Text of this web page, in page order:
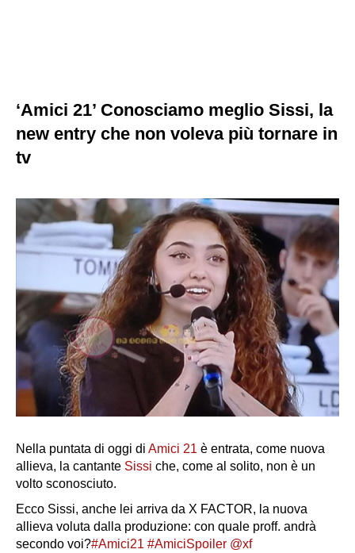
‘Amici 21’ Conosciamo meglio Sissi, la
new entry che non voleva più tornare in
tv
Nella puntata di oggi di Amici 21 è entrata, come nuova
allieva, la cantante Sissi che, come al solito, non è un
volto sconosciuto.
Ecco Sissi, anche lei arriva da X FACTOR, la nuova
allieva voluta dalla produzione: con quale proff. andrà
secondo voi?#Amici21 #AmiciSpoiler @xf